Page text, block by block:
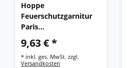
Hoppe
Feuerschutzgarnitur
Paris
Feuerschutzbeschlag
9/72 mm Stahltür
schwarz
9,63 € *
* inkl. ges. MwSt. zzgl.
Versandkosten